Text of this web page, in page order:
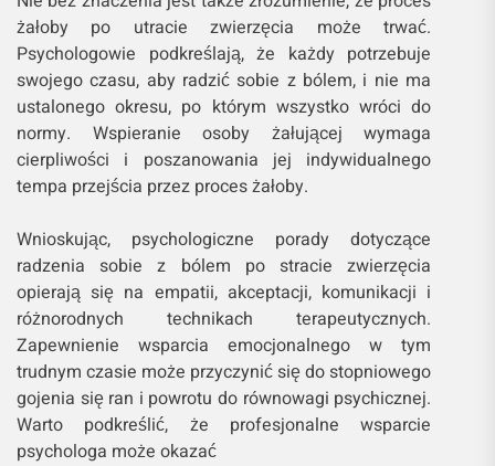
żałoby po utracie zwierzęcia może trwać.
Psychologowie podkreślają, że każdy potrzebuje
swojego czasu, aby radzić sobie z bólem, i nie ma
ustalonego okresu, po którym wszystko wróci do
normy. Wspieranie osoby żałującej wymaga
cierpliwości i poszanowania jej indywidualnego
tempa przejścia przez proces żałoby.
Wnioskując, psychologiczne porady dotyczące
radzenia sobie z bólem po stracie zwierzęcia
opierają się na empatii, akceptacji, komunikacji i
różnorodnych technikach terapeutycznych.
Zapewnienie wsparcia emocjonalnego w tym
trudnym czasie może przyczynić się do stopniowego
gojenia się ran i powrotu do równowagi psychicznej.
Warto podkreślić, że profesjonalne wsparcie
psychologa może okazać